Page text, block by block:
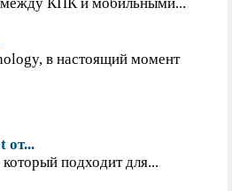
между КПК и мобильными...
в настоящий момент
от...
подходит для...